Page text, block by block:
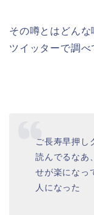
その噂とはどん
ツイッターで調べ
ご長寿早押し
読んでるなあ
せが楽になっ
人になった